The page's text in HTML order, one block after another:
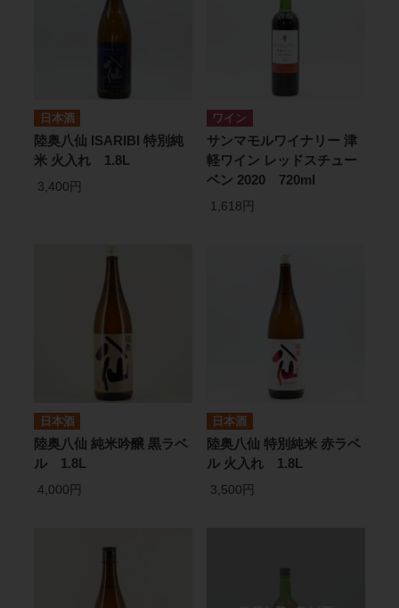
日本酒
陸奥八仙 ISARIBI 特別純
米 火入れ 1.8L
3,400円
ワイン
サンマモルワイナリー 津
軽ワイン レッドスチュー
ベン 2020 720ml
1,618円
日本酒
陸奥八仙 純米吟醸 黒ラベ
ル 1.8L
4,000円
日本酒
陸奥八仙 特別純米 赤ラベ
ル 火入れ 1.8L
3,500円